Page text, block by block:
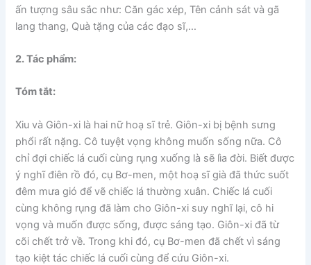
ấn tượng sâu sắc như: Căn gác xép, Tên cảnh sát và gã
lang thang, Quà tặng của các đạo sĩ,…
2. Tác phẩm:
Tóm tắt:
Xiu và Giôn-xi là hai nữ hoạ sĩ trẻ. Giôn-xi bị bệnh sưng
phổi rất nặng. Cô tuyệt vọng không muốn sống nữa. Cô
chỉ đợi chiếc lá cuối cùng rụng xuống là sẽ lìa đời. Biết được
ý nghĩ điên rồ đó, cụ Bơ-men, một hoạ sĩ già đã thức suốt
đêm mưa gió để vẽ chiếc lá thường xuân. Chiếc lá cuối
cùng không rụng đã làm cho Giôn-xi suy nghĩ lại, cô hi
vọng và muốn được sống, được sáng tạo. Giôn-xi đã từ
cõi chết trở về. Trong khi đó, cụ Bơ-men đã chết vì sáng
tạo kiệt tác chiếc lá cuối cùng để cứu Giôn-xi.